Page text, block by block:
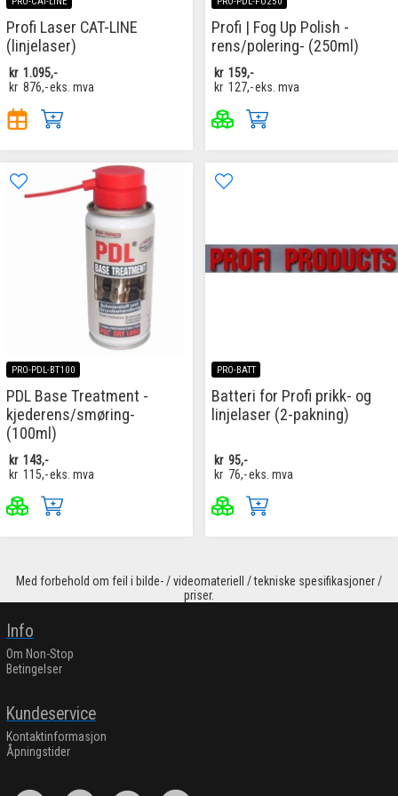
Profi Laser CAT-LINE
(linjelaser)
kr 1.095,-
kr 876,-eks. mva
Profi | Fog Up Polish -
rens/polering- (250ml)
kr 159,-
kr 127,-eks. mva
PRO-PDL-BT100
PDL Base Treatment -
kjederens/smøring-
(100ml)
kr 143,-
kr 115,-eks. mva
PRO-BATT
Batteri for Profi prikk- og
linjelaser (2-pakning)
kr 95,-
kr 76,-eks. mva
Med forbehold om feil i bilde- / videomateriell / tekniske spesifikasjoner /
priser.
Info
Om Non-Stop
Betingelser
Kundeservice
Kontaktinformasjon
Åpningstider